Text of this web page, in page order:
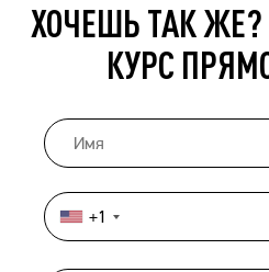
ХОЧЕШЬ ТАК
КУРС
United
States
+1
+1